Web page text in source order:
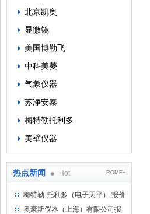
北京凯奥
显微镜
美国博勒飞
中科美菱
气象仪器
苏净安泰
梅特勒托利多
美壁仪器
热点新闻 Hot ROME+
梅特勒-托利多（电子天平） 报价
单
奥豪斯仪器（上海）有限公司报